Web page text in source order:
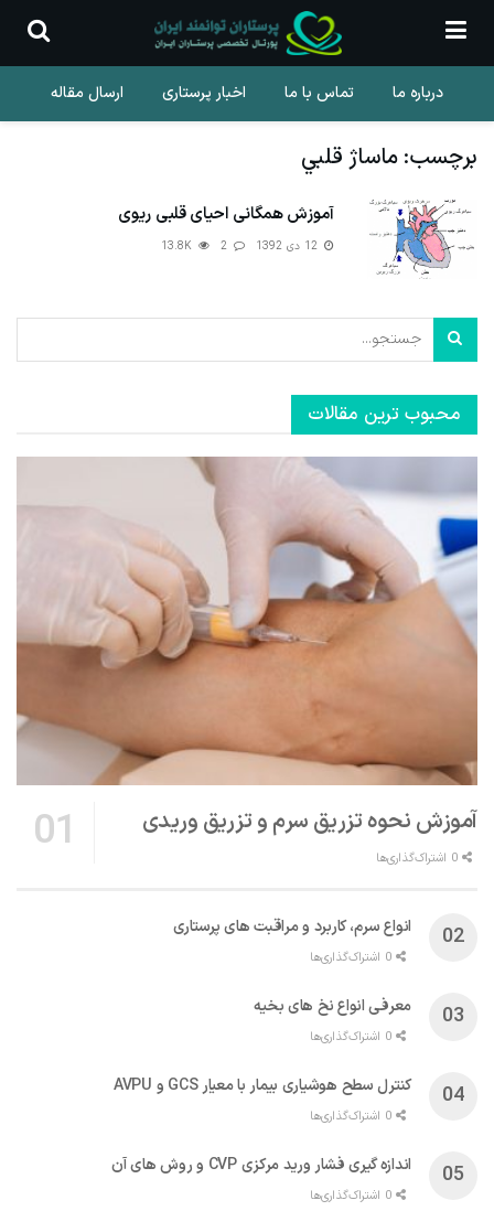
درباره ما تماس با ما اخبار پرستاری ارسال مقاله
برچسب:ماساژ قلبي
آموزش همگانی احیای قلبی ریوی
محبوب ترین مقالات
آموزش نحوه تزریق سرم و تزریق وریدی
انواع سرم، کاربرد و مراقبت‌ های پرستاری
معرفی انواع نخ های بخیه
کنترل سطح هوشیاری بیمار با معیار GCS و AVPU
اندازه گیری فشار ورید مرکزی CVP و روش های آن